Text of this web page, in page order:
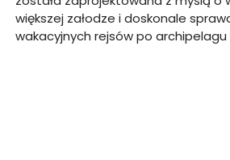
większej załodze i doskonale
wakacyjnych rejsów po archipelagu